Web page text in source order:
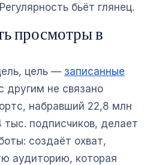
бьёт глянец.
просмотры в
цель — записанные
другим не связано
набравший 22,8 млн
подписчиков, делает
создаёт охват,
аудиторию, которая